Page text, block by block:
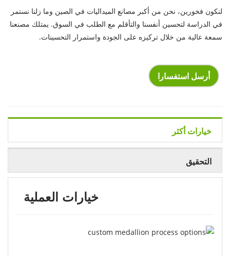
لنكون فخورين، نحن من أكبر مصانع الميداليات في الصين وما زلنا نستمر
في الدراسة لتحسين أنفسنا والتأقلم مع الطلب في السوق. يمتلك مصنعنا
سمعة عالية من خلال تركيزه على الجودة واستمرار التحسينات.
أرسل استفسارا
خيارات أكثر
التحقيق
خيارات العملية